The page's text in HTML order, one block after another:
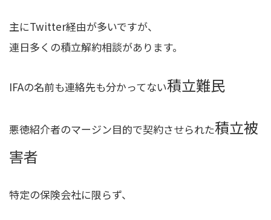
主にTwitter経由が多いですが、
連日多くの積立解約相談があります。
IFAの名前も連絡先も分かってない積立難民
悪徳紹介者のマージン目的で契約させられた積立被
害者
特定の保険会社に限らず、